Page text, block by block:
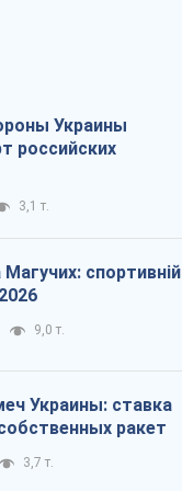
Украины
российских
3,1 т.
спортивній
9,0 т.
Украины: ставка
ракет
3,7 т.